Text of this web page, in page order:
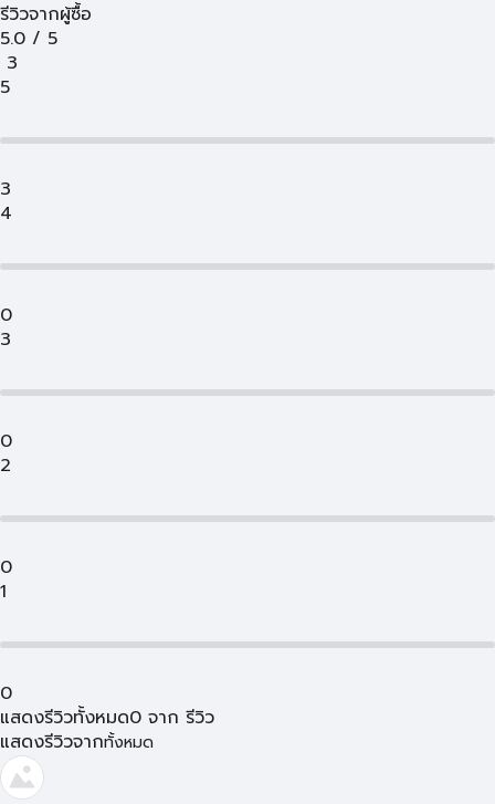
รีวิวจากผู้ซื้อ
5.0 / 5
3
5
3
4
0
3
0
2
0
1
0
แสดงรีวิวทั้งหมด0 จาก รีวิว
แสดงรีวิวจากทั้งหมด